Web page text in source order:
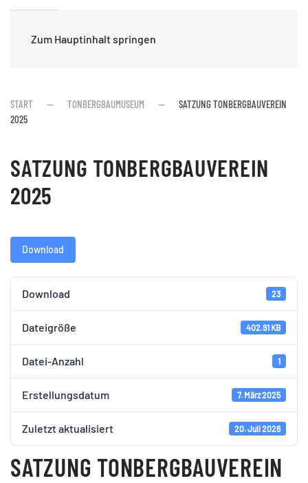
Zum Hauptinhalt springen
START TONBERGBAUMUSEUM
SATZUNG TONBERGBAUVEREIN
2025
SATZUNG TONBERGBAUVEREIN
2025
Download
Download 23
Dateigröße 402.91 KB
Datei-Anzahl 1
Erstellungsdatum 7. März 2025
Zuletzt aktualisiert 20. Juli 2026
SATZUNG TONBERGBAUVEREIN